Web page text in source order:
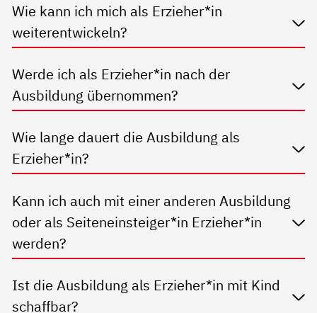
Wie kann ich mich als Erzieher*in
weiterentwickeln?
Werde ich als Erzieher*in nach der
Ausbildung übernommen?
Wie lange dauert die Ausbildung als
Erzieher*in?
Kann ich auch mit einer anderen Ausbildung
oder als Seiteneinsteiger*in Erzieher*in
werden?
Ist die Ausbildung als Erzieher*in mit Kind
schaffbar?